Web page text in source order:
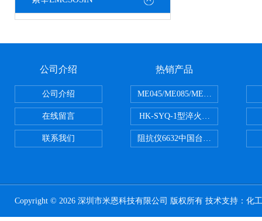
公司介绍
公司介绍
在线留言
联系我们
热销产品
ME045/ME085/ME150ME系列
HK-SYQ-1型淬火介质冷却性能测
阻抗仪6632中国台湾益和
Copyright © 2026 深圳市米恩科技有限公司 版权所有 技术支持： 化